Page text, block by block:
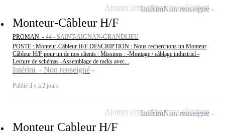
Monteur-Câbleur H/F
PROMAN - 44 - SAINT-AIGNAN-GRANDLIEU
POSTE : Monteur-Câbleur H/F DESCRIPTION : Nous recherchons un Monteur
Câbleur H/F pour un de nos clients : Missions : -Montage / câblage industriel -
Lecture de schémas -Assemblage de racks avec...
Intérim - Non renseigné
Publié il y a 2 jours
IntérimNon renseigné
Ajouter cette offre à ma sélection
Monteur Cableur H/F
IntérimNon renseigné
Ajouter cette offre à ma sélection